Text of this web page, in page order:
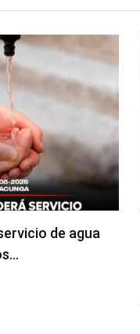
de agua